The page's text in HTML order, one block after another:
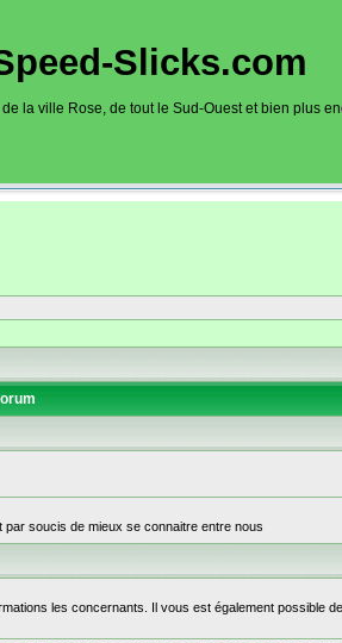
Slicks.com
la ville Rose, de tout le Sud-Ouest et bien plus
soucis de mieux se connaitre entre nous
les concernants. Il vous est également possible